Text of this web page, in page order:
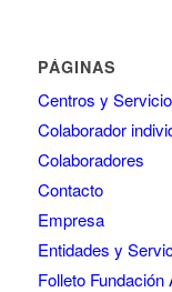
PÁGINAS
Centros y
Colaborador
Colaboradores
Contacto
Empresa
Entidades y
Folleto Fundación